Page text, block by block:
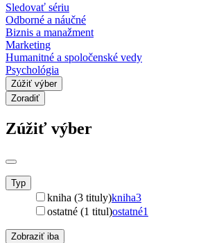
Sledovať sériu
Odborné a náučné
Biznis a manažment
Marketing
Humanitné a spoločenské vedy
Psychológia
Zúžiť výber
Zoradiť
Zúžiť výber
Typ
kniha (3 tituly)kniha3
ostatné (1 titul)ostatné1
Zobraziť iba